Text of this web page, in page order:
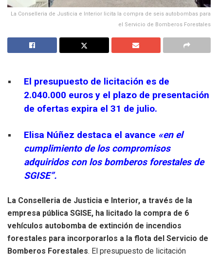
La Conselleria de Justicia e Interior licita la compra de seis autobombas para
el Servicio de Bomberos Forestales
El presupuesto de licitación es de
2.040.000 euros y el plazo de presentación
de ofertas expira el 31 de julio.
Elisa Núñez destaca el avance «en el
cumplimiento de los compromisos
adquiridos con los bomberos forestales de
SGISE”.
La Conselleria de Justicia e Interior, a través de la
empresa pública SGISE, ha licitado la compra de 6
vehículos autobomba de extinción de incendios
forestales para incorporarlos a la flota del Servicio de
Bomberos Forestales. El presupuesto de licitación